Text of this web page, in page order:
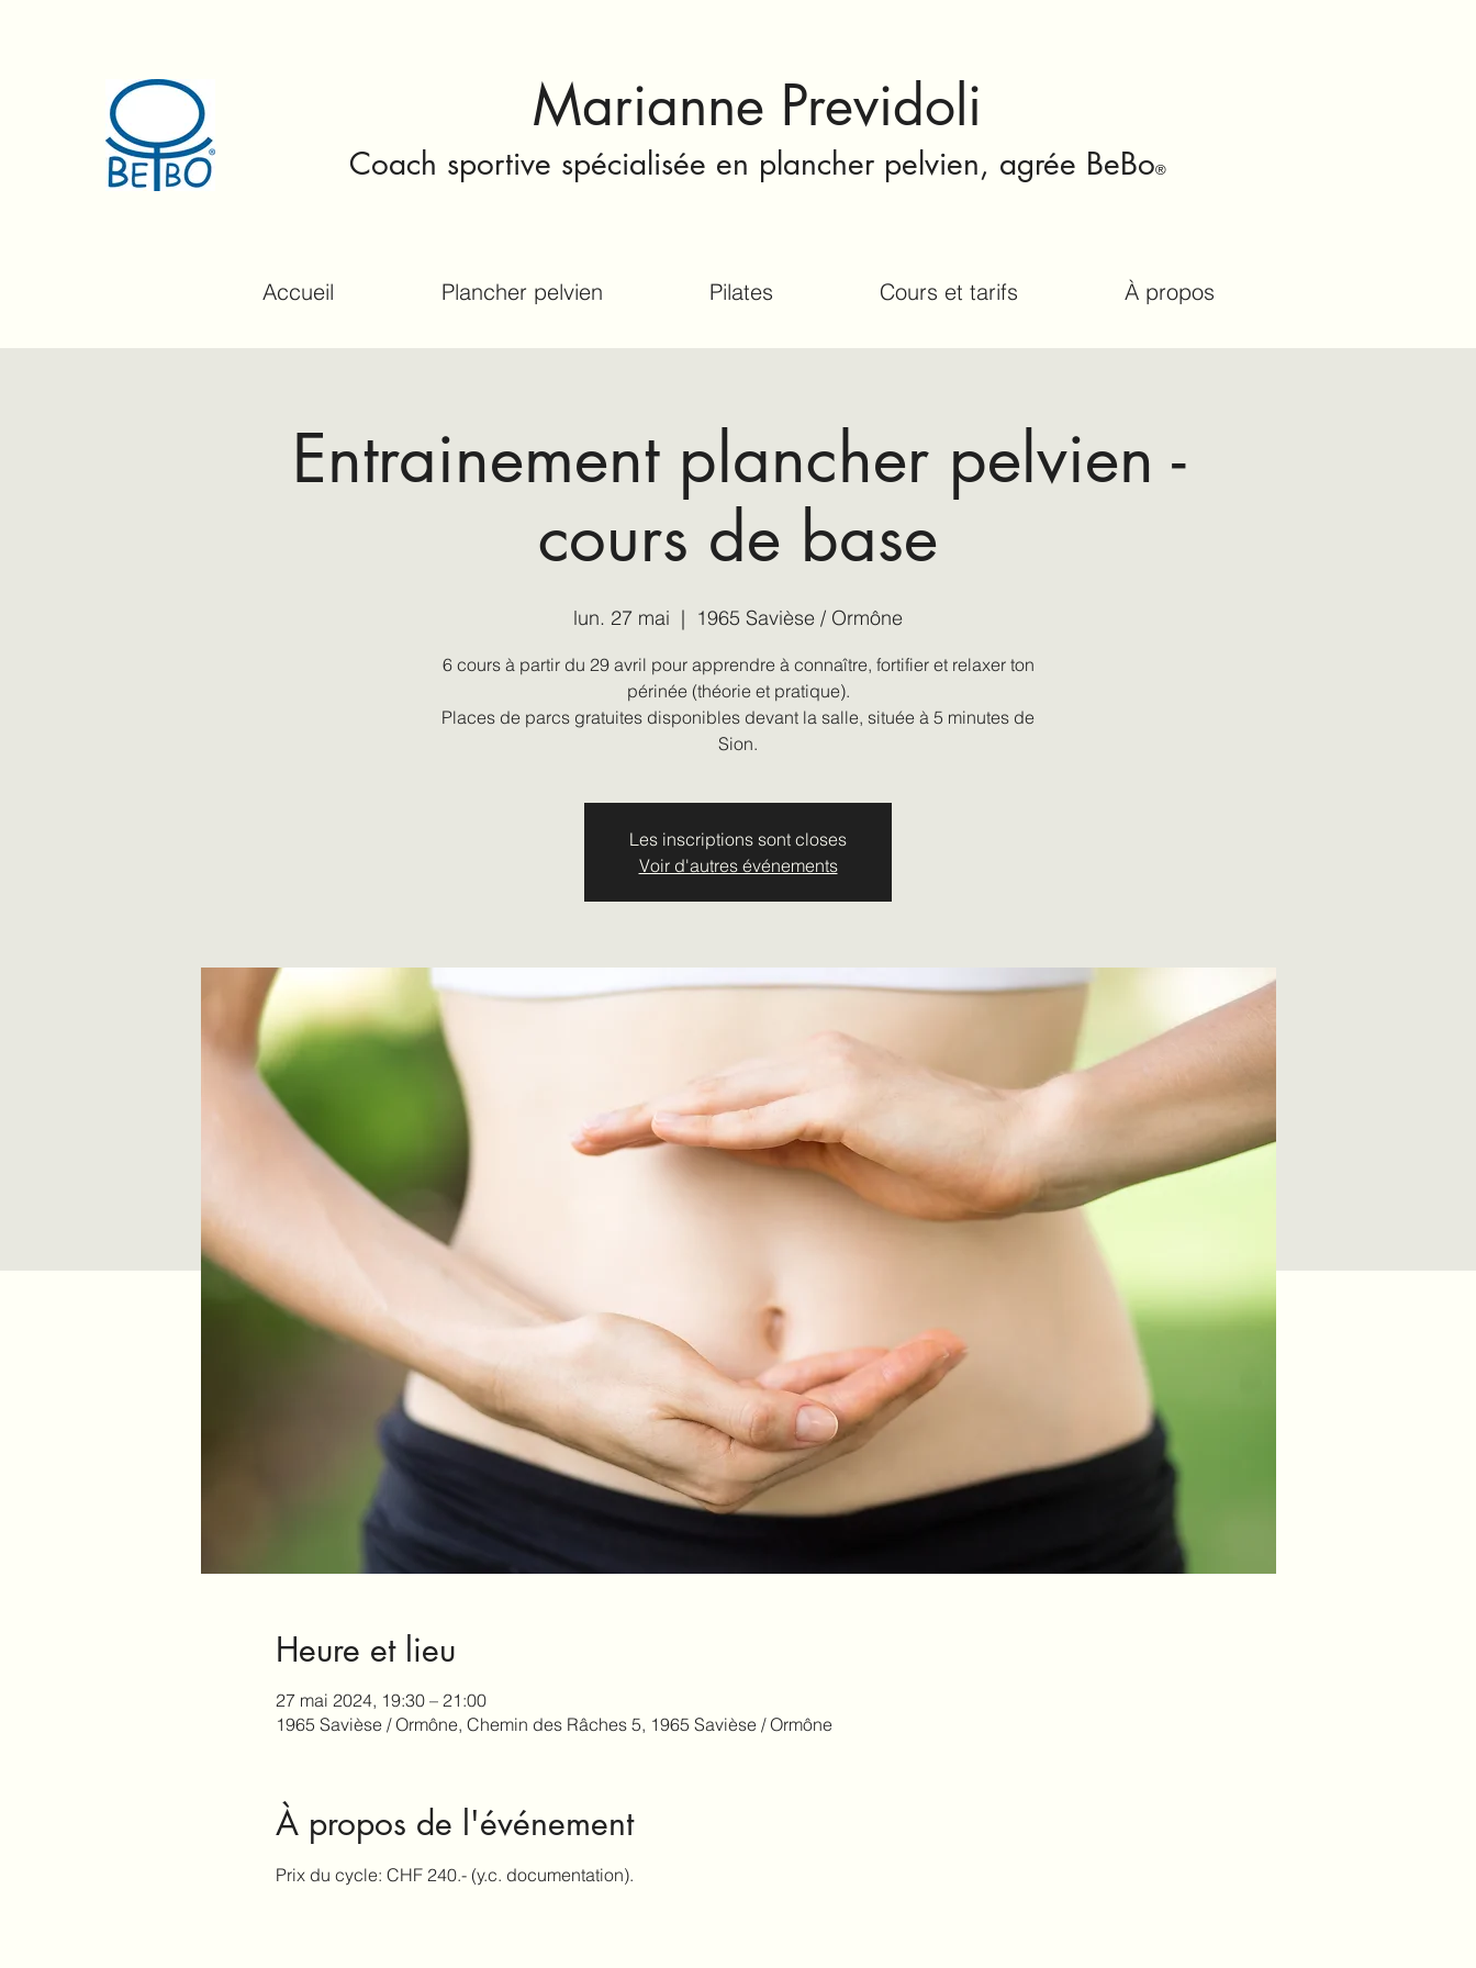
Marianne Previdoli
Coach sportive spécialisée en plancher pelvien, agrée BeBo®
Accueil Plancher pelvien Pilates Cours et tarifs À propos
Entrainement plancher pelvien -
cours de base
lun. 27 mai
  |
1965 Savièse / Ormône
6 cours à partir du 29 avril pour apprendre à connaître, fortifier et relaxer ton
périnée (théorie et pratique).
Places de parcs gratuites disponibles devant la salle, située à 5 minutes de
Les inscriptions sont closes
Voir d'autres événements
Heure et lieu
27 mai 2024, 19:30 – 21:00
1965 Savièse / Ormône, Chemin des Râches 5, 1965 Savièse / Ormône
À propos de l'événement
Prix du cycle: CHF 240.- (y.c. documentation).